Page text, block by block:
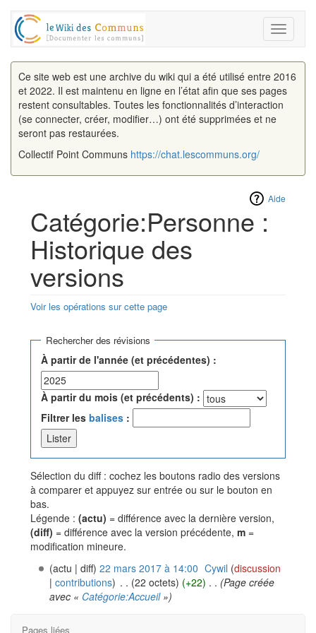
Toggle
Ce site web est une archive du wiki qui a été utilisé entre 2016
et 2022. Il est maintenu en ligne en l’état afin que ses pages
restent consultables. Toutes les fonctionnalités d’interaction
(se connecter, créer, modifier…) ont été supprimées et ne
seront pas restaurées.
Collectif Point Communs https://chat.lescommuns.org/
Aide
Catégorie:Personne :
Historique des
versions
Voir les opérations sur cette page
Rechercher des révisions
À partir de l'année (et précédentes) :
À partir du mois (et précédents) :
Filtrer les balises :
Sélection du diff : cochez les boutons radio des versions
à comparer et appuyez sur entrée ou sur le bouton en
bas.
Légende : (actu) = différence avec la dernière version,
(diff) = différence avec la version précédente, m =
modification mineure.
(actu | diff) 22 mars 2017 à 14:00 Cywil (discussion
| contributions) . . (22 octets) (+22) . . (Page créée
avec « Catégorie:Accueil»)
Pages liées